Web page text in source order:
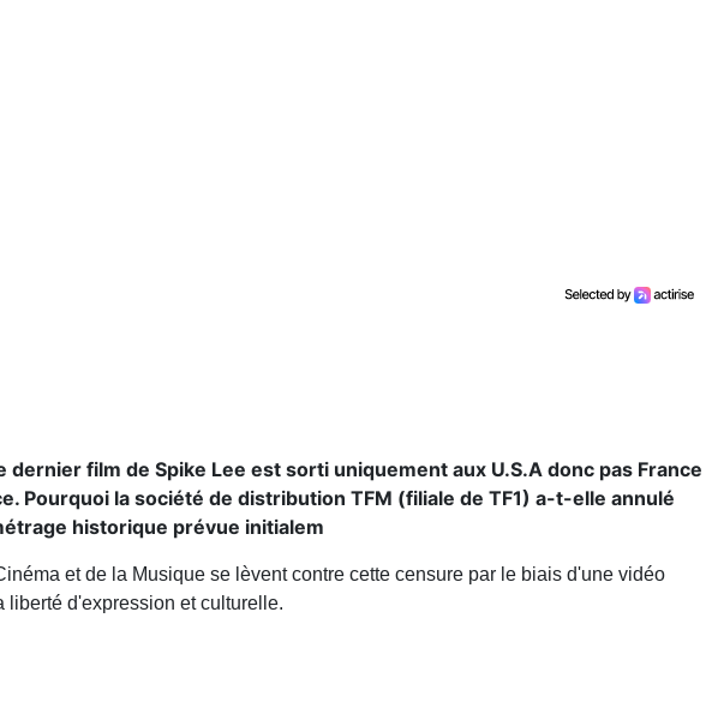
dernier film de Spike Lee est sorti uniquement aux U.S.A donc pas France
Pourquoi la société de distribution TFM (filiale de TF1) a-t-elle annulé
historique prévue initialem
et de la Musique se lèvent contre cette censure par le biais d'une vidéo
liberté d'expression et culturelle.